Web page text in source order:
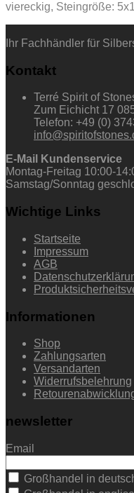
viereckig, Steingröße:
Ihr Fachhändler für
Kontakt
Terré Spirit of
Zum Eichicht 17
Telefon: +49 (0)
E-Mail Kundenservice
Montag-Freitag 10:00-
Samstag/Sonntag
Wichtige Links
Startseite
Impressum
AGB
Informationen
Shop
Zahlungsarten
Versandarten
Widerrufsbelehrung
newsletter
Email
Großhandel in